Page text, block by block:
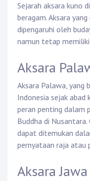
Sejarah aksara kuno
beragam. Aksara
dipengaruhi oleh
namun tetap
Aksara
Aksara Palawa, yang
Indonesia sejak abad
peran penting dalam
Buddha di
dapat ditemukan
pernyataan raja atau
Aksara Jawa